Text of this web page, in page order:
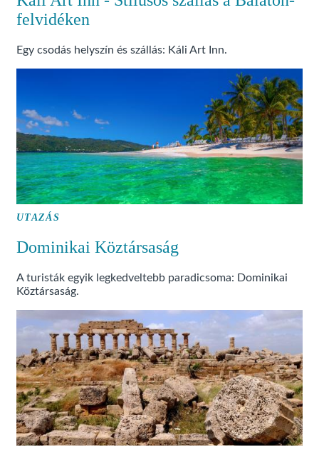
felvidéken
Egy csodás helyszín és szállás: Káli Art Inn.
UTAZÁS
Dominikai Köztársaság
A turisták egyik legkedveltebb paradicsoma: Dominikai
Köztársaság.